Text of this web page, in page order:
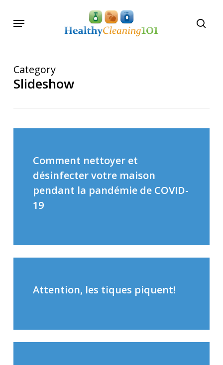
Menu
Category
Slideshow
Comment nettoyer et
désinfecter votre maison
pendant la pandémie de COVID-
19
Attention, les tiques piquent!